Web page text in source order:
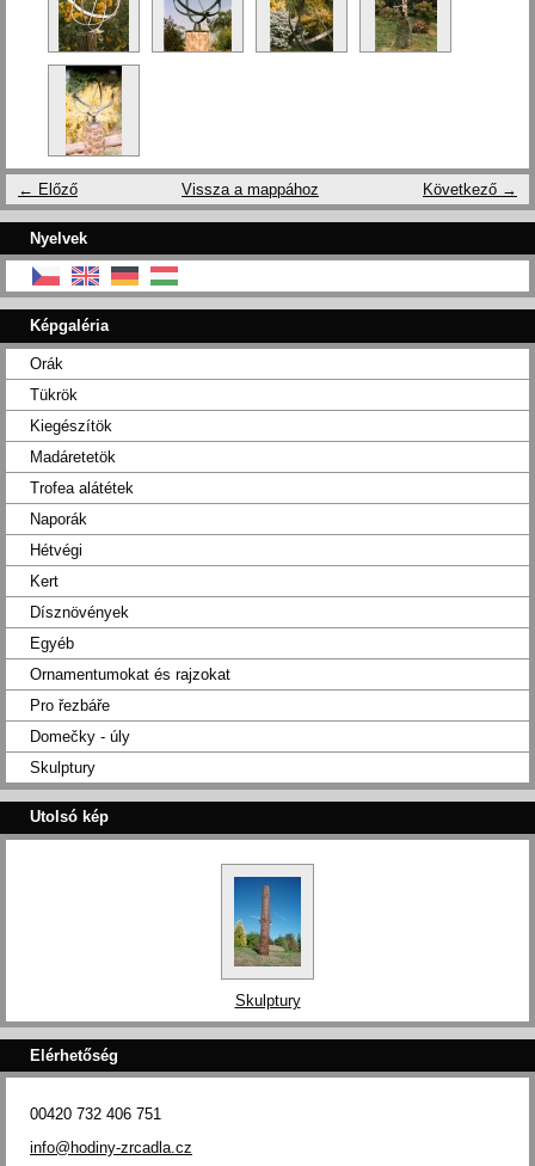
← Előző Következő →
Vissza a mappához
Nyelvek
Képgaléria
Orák
Tükrök
Kiegészítök
Madáretetök
Trofea alátétek
Naporák
Hétvégi
Kert
Dísznövények
Egyéb
Ornamentumokat és rajzokat
Pro řezbáře
Domečky - úly
Skulptury
Utolsó kép
Skulptury
Elérhetőség
00420 732 406 751
info@hodiny-zrcadla.cz